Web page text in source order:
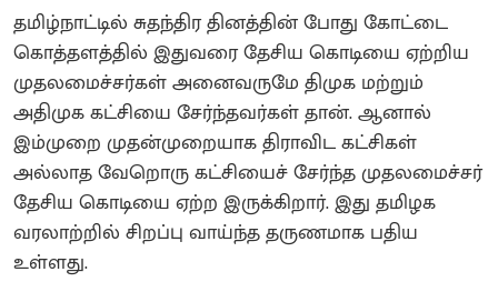
தமிழ்நாட்டில் சுதந்திர தினத்தின் போது கோட்டை
கொத்தளத்தில் இதுவரை தேசிய கொடியை ஏற்றிய
முதலமைச்சர்கள் அனைவருமே திமுக மற்றும்
அதிமுக கட்சியை சேர்ந்தவர்கள் தான். ஆனால்
இம்முறை முதன்முறையாக திராவிட கட்சிகள்
அல்லாத வேறொரு கட்சியைச் சேர்ந்த முதலமைச்சர்
தேசிய கொடியை ஏற்ற இருக்கிறார். இது தமிழக
வரலாற்றில் சிறப்பு வாய்ந்த தருணமாக பதிய
உள்ளது.